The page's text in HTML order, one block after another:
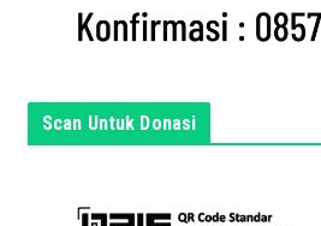
n
Scan Untuk Donasi